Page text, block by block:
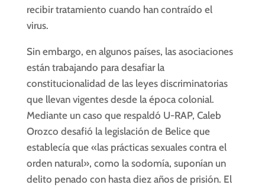
recibir tratamiento cuando han contraído el
virus.
Sin embargo, en algunos países, las asociaciones
están trabajando para desafiar la
constitucionalidad de las leyes discriminatorias
que llevan vigentes desde la época colonial.
Mediante un caso que respaldó U-RAP, Caleb
Orozco desafió la legislación de Belice que
establecía que «las prácticas sexuales contra el
orden natural», como la sodomía, suponían un
delito penado con hasta diez años de prisión. El